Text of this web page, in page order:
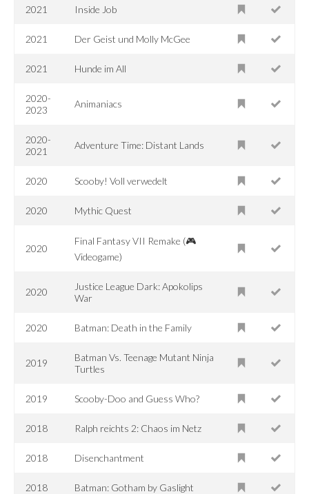
2021 Inside Job
2021 Der Geist und Molly McGee
2021 Hunde im All
2020-
2023
Animaniacs
2020-
2021
Adventure Time: Distant Lands
2020 Scooby! Voll verwedelt
2020 Mythic Quest
2020
Final Fantasy VII Remake (🎮
Videogame)
2020
Justice League Dark: Apokolips
War
2020 Batman: Death in the Family
2019
Batman Vs. Teenage Mutant Ninja
Turtles
2019 Scooby-Doo and Guess Who?
2018 Ralph reichts 2: Chaos im Netz
2018 Disenchantment
2018 Batman: Gotham by Gaslight